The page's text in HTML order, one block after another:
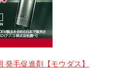
毛促進剤【モウダス】